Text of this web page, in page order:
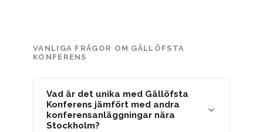
VANLIGA FRÅGOR OM GÄLLÖFSTA
KONFERENS
Vad är det unika med Gällöfsta
Konferens jämfört med andra
konferensanläggningar nära
Stockholm?